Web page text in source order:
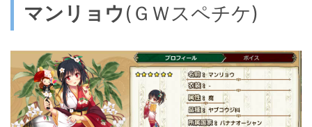
マンリョウ(ＧＷスペチケ)